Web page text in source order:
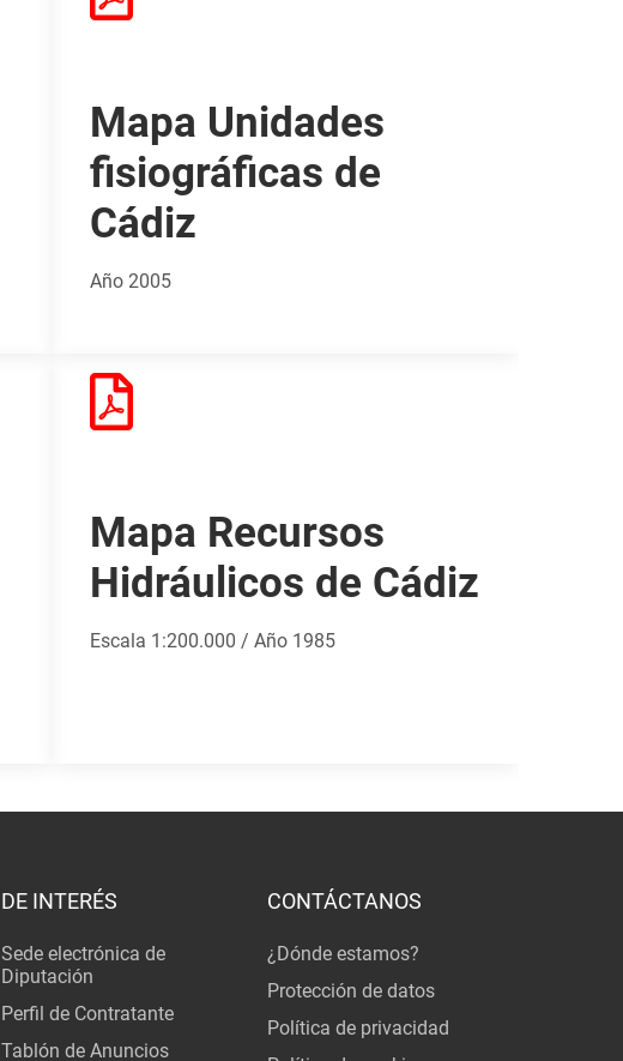
Mapa Unidades
fisiográficas de
Cádiz
Año 2005
Mapa Recursos
Hidráulicos de Cádiz
Escala 1:200.000 / Año 1985
DE INTERÉS
Sede electrónica de
Diputación
Perfil de Contratante
Tablón de Anuncios
CONTÁCTANOS
¿Dónde estamos?
Protección de datos
Política de privacidad